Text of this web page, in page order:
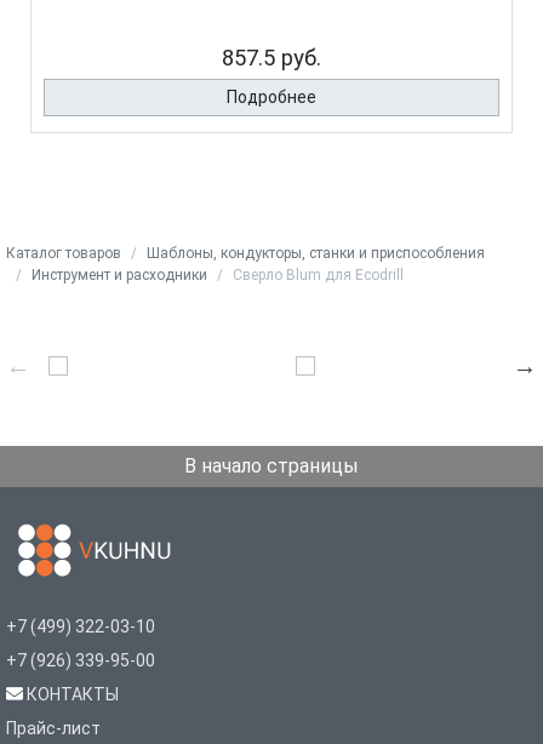
857.5 руб.
Подробнее
Каталог товаров
Шаблоны, кондукторы, станки и приспособления
Инструмент и расходники
Сверло Blum для Ecodrill
В начало страницы
+7 (499) 322-03-10
+7 (926) 339-95-00
КОНТАКТЫ
Прайс-лист